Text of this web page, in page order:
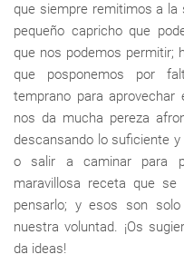
que siempre remitimos a la
pequeño capricho que
que nos podemos permitir;
que posponemos por
temprano para aprovechar
nos da mucha pereza
descansando lo suficiente
o salir a caminar para
maravillosa receta que
pensarlo; y esos son
nuestra voluntad. ¡Os
da ideas!